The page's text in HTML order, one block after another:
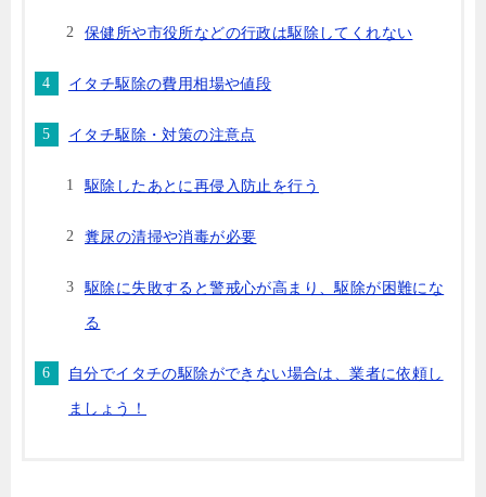
保健所や市役所などの行政は駆除してくれない
イタチ駆除の費用相場や値段
イタチ駆除・対策の注意点
駆除したあとに再侵入防止を行う
糞尿の清掃や消毒が必要
駆除に失敗すると警戒心が高まり、駆除が困難にな
る
自分でイタチの駆除ができない場合は、業者に依頼し
ましょう！